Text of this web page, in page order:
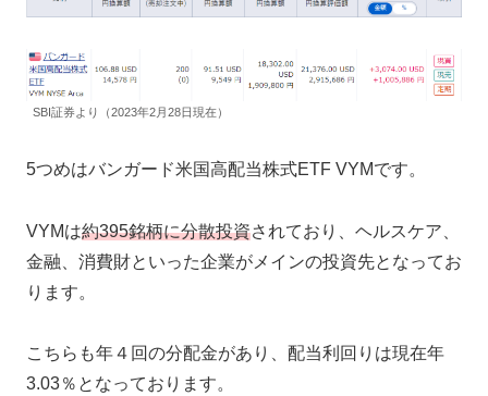
SBI証券より（2023年2月28日現在）
5つめはバンガード米国高配当株式ETF VYMです。
VYMは約395銘柄に分散投資されており、ヘルスケア、
金融、消費財といった企業がメインの投資先となってお
ります。
こちらも年４回の分配金があり、配当利回りは現在年
3.03％となっております。